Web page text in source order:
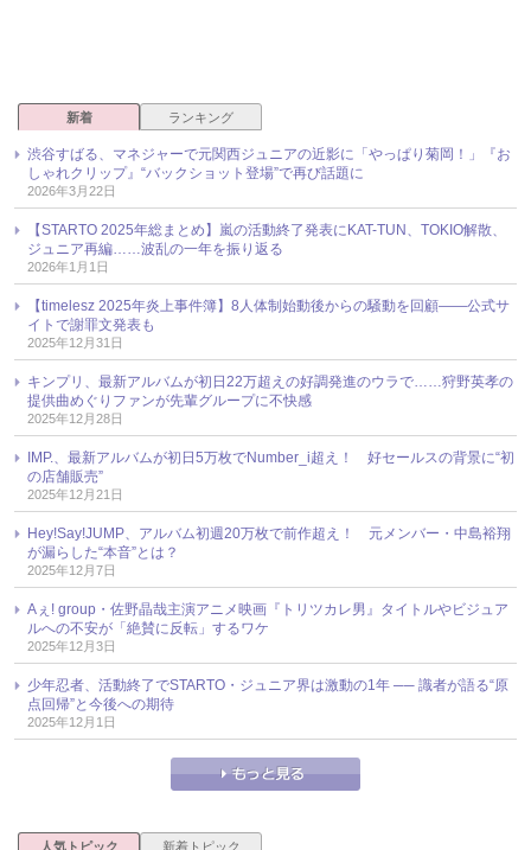
新着 ランキング
渋谷すばる、マネジャーで元関西ジュニアの近影に「やっぱり菊岡！」『お
しゃれクリップ』“バックショット登場”で再び話題に
2026年3月22日
【STARTO 2025年総まとめ】嵐の活動終了発表にKAT-TUN、TOKIO解散、
ジュニア再編……波乱の一年を振り返る
2026年1月1日
【timelesz 2025年炎上事件簿】8人体制始動後からの騒動を回顧――公式サ
イトで謝罪文発表も
2025年12月31日
キンプリ、最新アルバムが初日22万超えの好調発進のウラで……狩野英孝の
提供曲めぐりファンが先輩グループに不快感
2025年12月28日
IMP.、最新アルバムが初日5万枚でNumber_i超え！ 好セールスの背景に“初
の店舗販売”
2025年12月21日
Hey!Say!JUMP、アルバム初週20万枚で前作超え！ 元メンバー・中島裕翔
が漏らした“本音”とは？
2025年12月7日
Aぇ! group・佐野晶哉主演アニメ映画『トリツカレ男』タイトルやビジュア
ルへの不安が「絶賛に反転」するワケ
2025年12月3日
少年忍者、活動終了でSTARTO・ジュニア界は激動の1年 ── 識者が語る“原
点回帰”と今後への期待
2025年12月1日
人気トピック 新着トピック